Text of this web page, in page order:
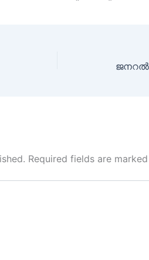
Required fields are marked